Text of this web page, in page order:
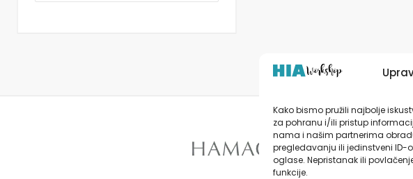
Kako bismo pružili najbolje
za pohranu i/ili pristup
nama i našim partnerima
pregledavanju ili jedinstveni ID-
oglase. Nepristanak ili
funkcije.